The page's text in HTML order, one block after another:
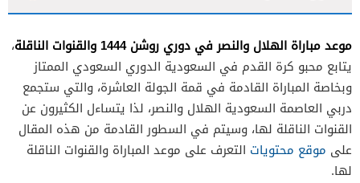
موعد مباراة الهلال والنصر في دوري روشن 1444 والقنوات الناقلة
،
يتابع محبو كرة القدم في السعودية الدوري السعودي الممتاز
وبخاصة المباراة القادمة في قمة الجولة العاشرة، والتي ستجمع
دربي العاصمة السعودية الهلال والنصر، لذا يتساءل الكثيرون عن
القنوات الناقلة لها، وسيتم في السطور القادمة من هذه المقال
على موقع محتويات التعرف على موعد المباراة والقنوات الناقلة
لها.